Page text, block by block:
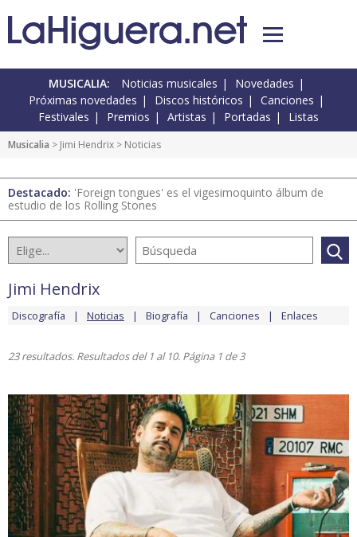
MUSICALIA: Noticias musicales
Novedades
Próximas novedades
Discos históricos
Canciones
Festivales
Premios Artistas Portadas Listas
Musicalia > Jimi Hendrix > Noticias
Destacado: 'Foreign tongues' es el vigesimoquinto álbum de
estudio de los Rolling Stones
Jimi Hendrix
Discografía Noticias Biografía Canciones Enlaces
23 resultados. Resultados del 1 al 10. Página 1 de 3